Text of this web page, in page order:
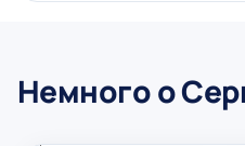
Немного о